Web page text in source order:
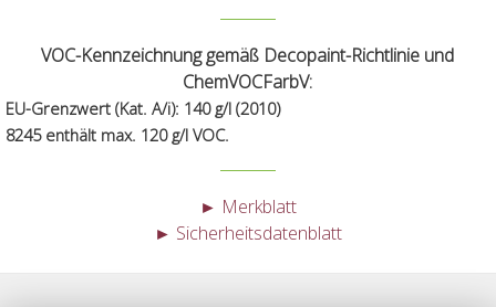
VOC-Kennzeichnung gemäß Decopaint-Richtlinie und
ChemVOCFarbV:
EU-Grenzwert (Kat. A/i): 140 g/l (2010)
8245 enthält max. 120 g/l VOC.
► Merkblatt
► Sicherheitsdatenblatt